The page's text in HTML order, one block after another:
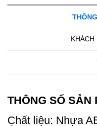
THÔNG SỐ SẢN
Chất liệu: Nhựa